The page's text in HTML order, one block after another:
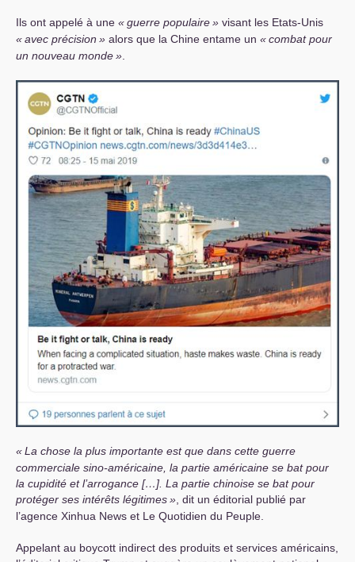
Ils ont appelé à une «guerre populaire» visant les Etats-Unis
«avec précision » alors que la Chine entame un «combat pour
un nouveau monde»
«La chose la plus importante est que dans cette guerre
commerciale sino-américaine, la partie américaine se bat pour
la cupidité et l’arrogance […]. La partie chinoise se bat pour
protéger ses intérêts légitimes» , dit un éditorial publié par
l’agence Xinhua News et Le Quotidien du Peuple.
Appelant au boycott indirect des produits et services américains,